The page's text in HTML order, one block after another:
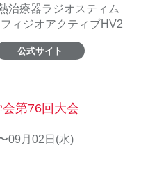
治療器ラジオスティム
ィジオアクティブHV2
公式サイト
第76回大会
09月02日(水)